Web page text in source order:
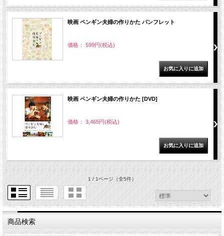
映画 ペンギン夫婦の作りかた パンフレット
価格： 599円(税込)
映画 ペンギン夫婦の作りかた [DVD]
価格： 3,465円(税込)
1 / 1ページ（全5件）
商品検索